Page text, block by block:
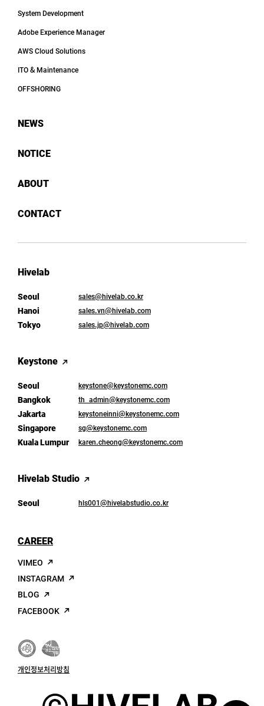
System Development
Adobe Experience Manager
AWS Cloud Solutions
ITO & Maintenance
OFFSHORING
NEWS
NOTICE
ABOUT
CONTACT
Hivelab
Seoul sales@hivelab.co.kr
Hanoi sales.vn@hivelab.com
Tokyo sales.jp@hivelab.com
Keystone
Seoul keystone@keystonemc.com
Bangkok th_admin@keystonemc.com
Jakarta keystoneinni@keystonemc.com
Singapore sg@keystonemc.com
Kuala Lumpur karen.cheong@keystonemc.com
Hivelab Studio
Seoul hls001@hivelabstudio.co.kr
CAREER
VIMEO
INSTAGRAM
BLOG
FACEBOOK
HIVELAB
가
족
친
화
청
년
친
화
소
개인정보처리방침